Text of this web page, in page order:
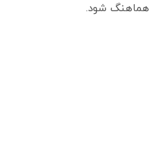
هماهنگ شود.